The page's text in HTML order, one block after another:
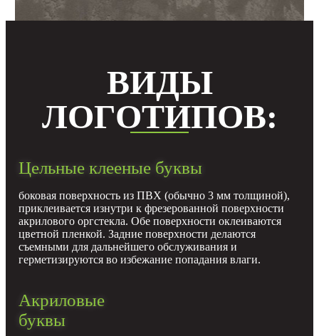
ВИДЫ
ЛОГОТИПОВ:
Цельные клееные буквы
боковая поверхность из ПВХ (обычно 3 мм толщиной),
приклеивается изнутри к фрезерованной поверхности
акрилового оргстекла. Обе поверхности оклеиваются
цветной пленкой. Задние поверхности делаются
съемными для дальнейшего обслуживания и
герметизируются во избежание попадания влаги.
Акриловые
буквы